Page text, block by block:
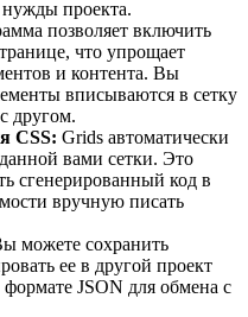
проекта.
позволяет включить
что упрощает
и контента. Вы
вписываются в сетку
другом.
CSS: Grids автоматически
вами сетки. Это
сгенерированный код в
вручную писать
можете сохранить
ее в другой проект
JSON для обмена с